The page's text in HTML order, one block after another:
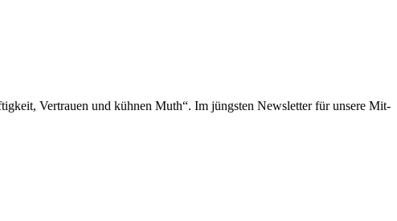
Ver­trau­en und küh­nen Muth“. Im jüngs­ten News­let­ter für un­se­re Mit­